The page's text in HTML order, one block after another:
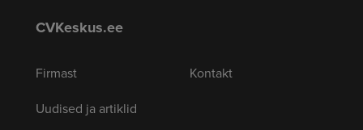
CVKeskus.ee
Firmast
Uudised ja artiklid
Kontakt